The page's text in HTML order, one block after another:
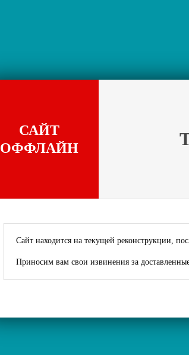
САЙТ
ОФФЛАЙН
Сайт находится на текущей реконструкции,
Приносим вам свои извинения за